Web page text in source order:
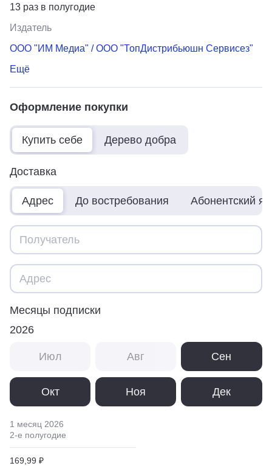
13 раз в полугодие
Издатель
ООО "ИМ Медиа" / ООО "ТопДистрибьюшн Сервисез"
Ещё
Оформление покупки
Купить себе Дерево добра
Доставка
Адрес До востребования Абонентский
Месяцы подписки
2026
Июл Авг Сен
Окт Ноя Дек
1 месяц 2026
2-е полугодие
169,99 ₽